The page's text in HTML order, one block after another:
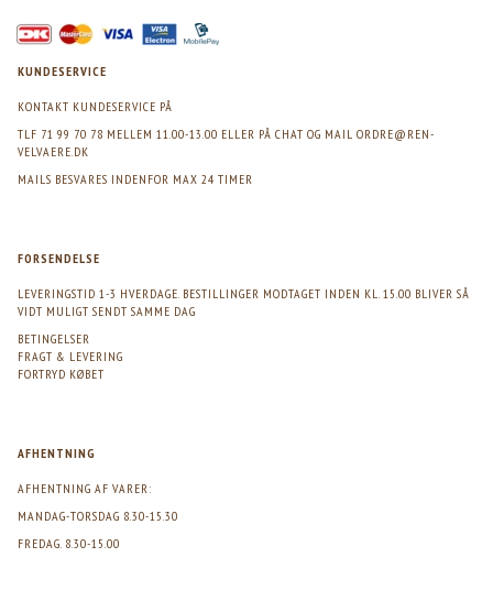
KUNDESERVICE
KONTAKT KUNDESERVICE PÅ
TLF 71 99 70 78 MELLEM 11.00-13.00 ELLER PÅ CHAT OG MAIL ORDRE@REN-
VELVAERE.DK
MAILS BESVARES INDENFOR MAX 24 TIMER
FORSENDELSE
LEVERINGSTID 1-3 HVERDAGE. BESTILLINGER MODTAGET INDEN KL. 15.00 BLIVER SÅ
VIDT MULIGT SENDT SAMME DAG
BETINGELSER
FRAGT & LEVERING
FORTRYD KØBET
AFHENTNING
AFHENTNING AF VARER:
MANDAG-TORSDAG 8.30-15.30
FREDAG. 8.30-15.00